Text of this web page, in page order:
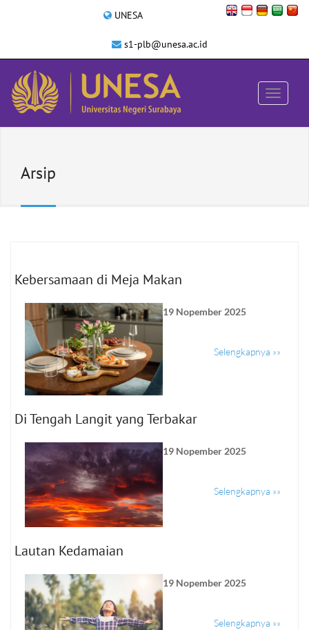
UNESA
s1-plb@unesa.ac.id
Arsip
Kebersamaan di Meja Makan
19 Nopember 2025
Selengkapnya »»
Di Tengah Langit yang Terbakar
19 Nopember 2025
Selengkapnya »»
Lautan Kedamaian
19 Nopember 2025
Selengkapnya »»